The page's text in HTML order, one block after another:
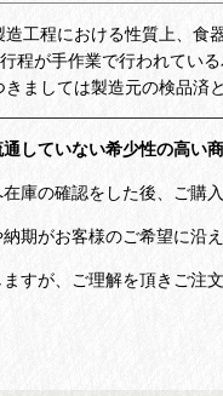
造工程における性質上、食
程が手作業で行われてい
きましては製造元の検品
していない希少性の高い
庫の確認をした後、ご購
期がお客様のご希望に沿
すが、ご理解を頂きご注文